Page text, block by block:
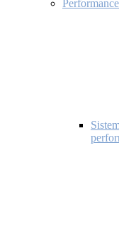
Performance